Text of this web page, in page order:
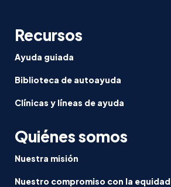
Recursos
Ayuda guiada
Biblioteca de autoayuda
Clínicas y líneas de ayuda
Quiénes somos
Nuestra misión
Nuestro compromiso con la equidad